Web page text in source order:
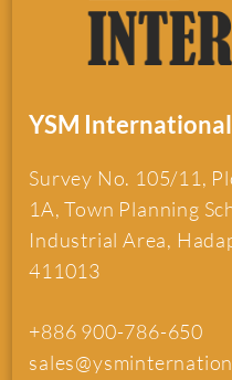
YSM
Survey No. 105/11,
1A, Town Planning
Industrial Area,
411013
+886 900-786-650